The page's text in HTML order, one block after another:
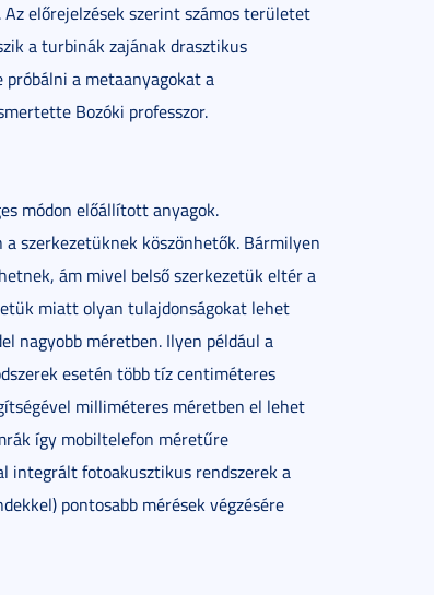
előrejelzések szerint számos területet
a turbinák zajának drasztikus
a metaanyagokat a
Bozóki professzor.
módon előállított anyagok.
szerkezetüknek köszönhetők. Bármilyen
ám mivel belső szerkezetük eltér a
miatt olyan tulajdonságokat lehet
nagyobb méretben. Ilyen például a
esetén több tíz centiméteres
milliméteres méretben el lehet
így mobiltelefon méretűre
integrált fotoakusztikus rendszerek a
pontosabb mérések végzésére